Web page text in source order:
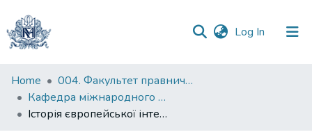
Log In (current)
Communities
&
Collections
Home
004. Факультет правничих наук
Кафедра міжнародного та європейського права
Історія європейської інтеграції. Правове становище Європейського Союзу як міжнародної організації. Наддержавні та міждержавні форми співробітництва держав - членів Європейського Союзу